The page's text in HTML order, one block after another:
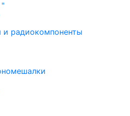
и радиокомпоненты